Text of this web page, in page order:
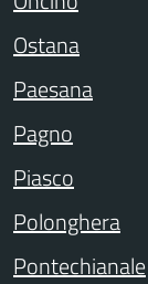
Ostana
Paesana
Pagno
Piasco
Polonghera
Pontechianale